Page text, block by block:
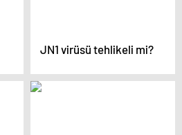
JN1 virüsü tehlikeli mi?